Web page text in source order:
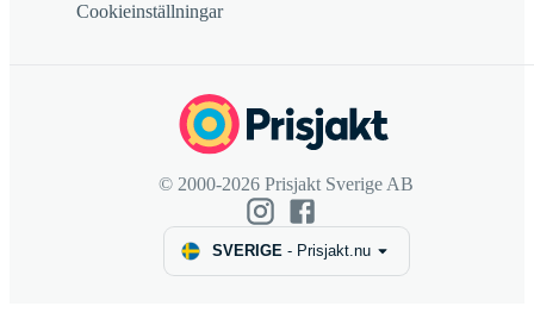
Cookieinställningar
© 2000-2026 Prisjakt Sverige AB
SVERIGE- Prisjakt.nu